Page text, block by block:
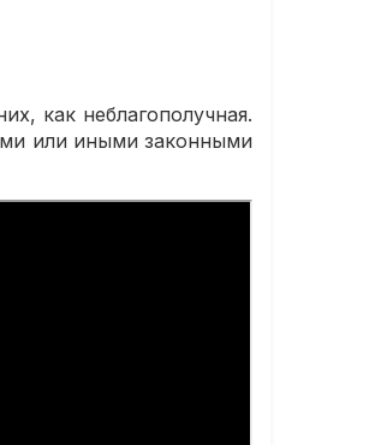
как неблагополучная.
или иными законными